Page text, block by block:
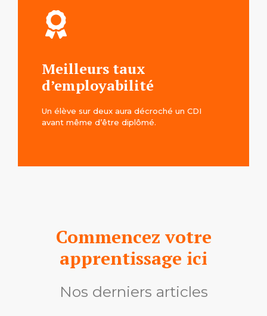
Meilleurs taux
d’employabilité
Un élève sur deux aura décroché un CDI
avant même d’être diplômé.
Commencez votre
apprentissage ici
Nos derniers articles